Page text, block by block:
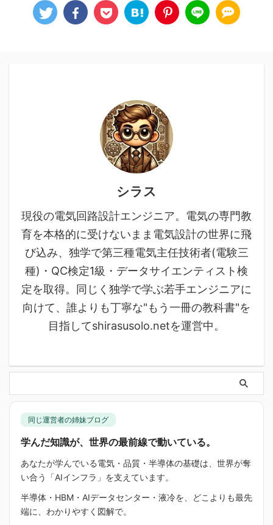
シラス
現役の電気回路設計エンジニア。電気の専門教
育を本格的に受けないまま電気設計の世界に飛
び込み、独学で第三種電気主任技術者(電験三
種)・QC検定1級・データサイエンティスト検
定を取得。同じく独学で学ぶ若手エンジニアに
向けて、誰よりも丁寧な"もう一冊の教科書"を
目指してshirasusolo.netを運営中。
同じ運営者の姉妹ブログ
学んだ知識が、世界の最前線で動いている。
あなたが学んでいる電気・品質・半導体の基礎は、世界が奪
い合う「AIインフラ」を支えています。
半導体・HBM・AIデータセンター・液冷を、どこよりも最先
端に、わかりやすく図解で。